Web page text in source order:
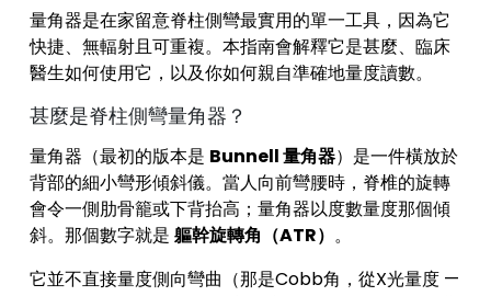
量角器是在家留意脊柱側彎最實用的單一工具，因為它
快捷、無輻射且可重複。本指南會解釋它是甚麼、臨床
醫生如何使用它，以及你如何親自準確地量度讀數。
甚麼是脊柱側彎量角器？
量角器（最初的版本是 Bunnell 量角器）是一件橫放於
背部的細小彎形傾斜儀。當人向前彎腰時，脊椎的旋轉
會令一側肋骨籠或下背抬高；量角器以度數量度那個傾
斜。那個數字就是 軀幹旋轉角（ATR） 。
它並不直接量度側向彎曲（那是Cobb角，從X光量度 —